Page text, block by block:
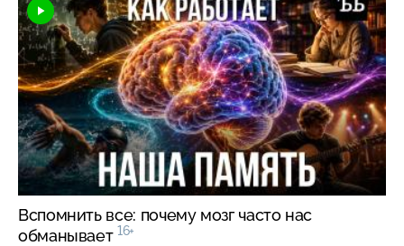
Вспомнить все: почему мозг часто нас
обманывает 16+